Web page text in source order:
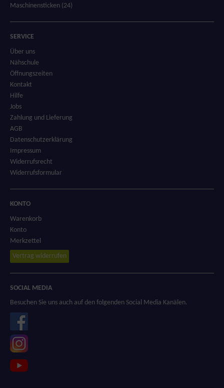
Maschinensticken (24)
SERVICE
Über uns
Nähschule
Öffnungszeiten
Kontakt
Hilfe
Jobs
Zahlung und Lieferung
AGB
Datenschutzerklärung
Impressum
Widerrufsrecht
Widerrufsformular
KONTO
Warenkorb
Konto
Merkzettel
Vertrag widerrufen
SOCIAL MEDIA
Besuchen Sie uns auch auf den folgenden Social Media Kanälen.